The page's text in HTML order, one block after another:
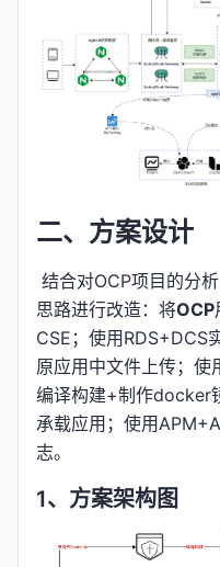
二、方案设计
结合对OCP项目的分
思路进行改造：将OCP
CSE；使用RDS+DCS
原应用中文件上传；
编译构建+制作docker
承载应用；使用
志。
1、方案架构图